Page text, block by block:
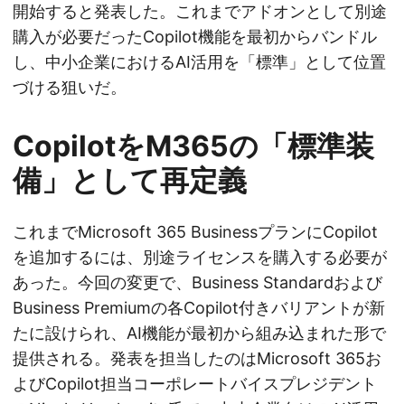
開始すると発表した。これまでアドオンとして別途
購入が必要だったCopilot機能を最初からバンドル
し、中小企業におけるAI活用を「標準」として位置
づける狙いだ。
CopilotをM365の「標準装
備」として再定義
これまでMicrosoft 365 BusinessプランにCopilot
を追加するには、別途ライセンスを購入する必要が
あった。今回の変更で、Business Standardおよび
Business Premiumの各Copilot付きバリアントが新
たに設けられ、AI機能が最初から組み込まれた形で
提供される。発表を担当したのはMicrosoft 365お
よびCopilot担当コーポレートバイスプレジデント